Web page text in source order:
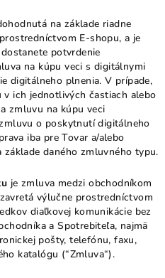
na základe riadne
E‑shopu, a je
potvrdenie
na kúpu veci s digitálnymi
digitálneho plnenia. V prípade,
ich jednotlivých častiach alebo
zmluvu na kúpu veci
o poskytnutí digitálneho
iba pre Tovar a/alebo
daného zmluvného typu.
je zmluva medzi obchodníkom
výlučne prostredníctvom
diaľkovej komunikácie bez
a Spotrebiteľa, najmä
pošty, telefónu, faxu,
katalógu (“Zmluva“).